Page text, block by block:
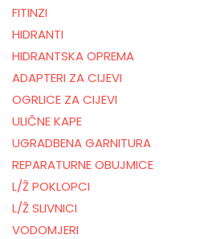
FITINZI
HIDRANTI
HIDRANTSKA OPREMA
ADAPTERI ZA CIJEVI
OGRLICE ZA CIJEVI
ULIČNE KAPE
UGRADBENA GARNITURA
REPARATURNE OBUJMICE
L/Ž POKLOPCI
L/Ž SLIVNICI
VODOMJERI